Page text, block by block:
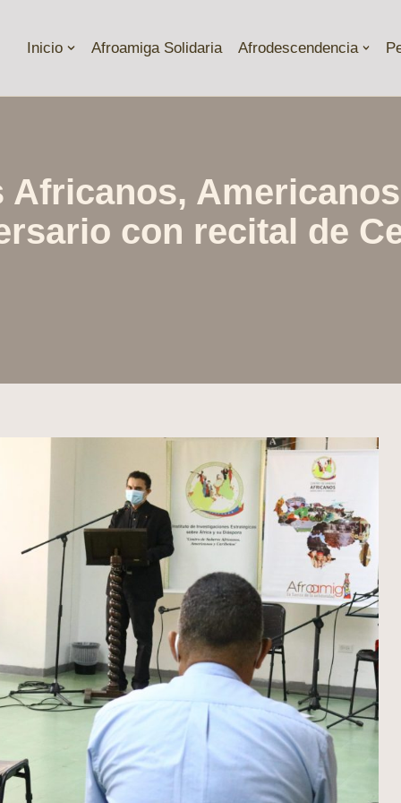
Inicio Afroamiga Solidaria Afrodescendencia
Africanos,
con recital de